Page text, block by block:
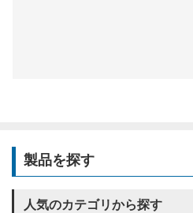
製品を探す
人気のカテゴリから探す